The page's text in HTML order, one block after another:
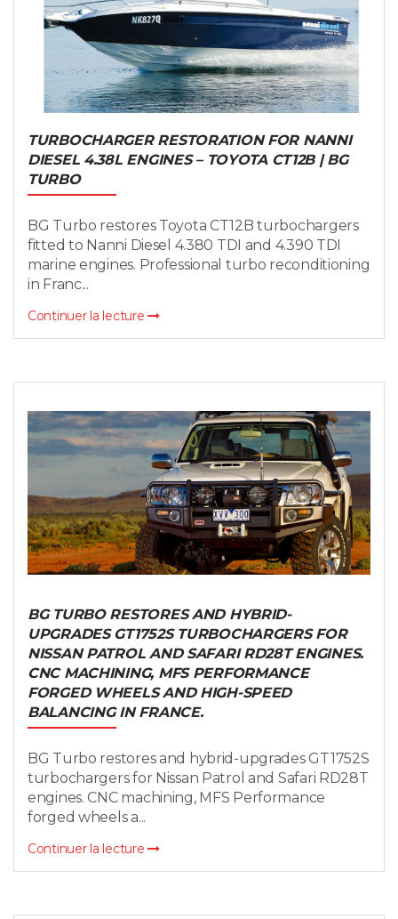
TURBOCHARGER RESTORATION FOR NANNI
DIESEL 4.38L ENGINES – TOYOTA CT12B | BG
TURBO
BG Turbo restores Toyota CT12B turbochargers
fitted to Nanni Diesel 4.380 TDI and 4.390 TDI
marine engines. Professional turbo reconditioning
in Franc...
Continuer la lecture
BG TURBO RESTORES AND HYBRID-
UPGRADES GT1752S TURBOCHARGERS FOR
NISSAN PATROL AND SAFARI RD28T ENGINES.
CNC MACHINING, MFS PERFORMANCE
FORGED WHEELS AND HIGH-SPEED
BALANCING IN FRANCE.
BG Turbo restores and hybrid-upgrades GT1752S
turbochargers for Nissan Patrol and Safari RD28T
engines. CNC machining, MFS Performance
forged wheels a...
Continuer la lecture